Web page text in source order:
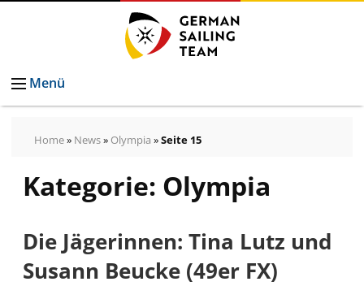
Menü
Home» News» Olympia »Seite 15
Kategorie: Olympia
Die Jägerinnen: Tina Lutz und
Susann Beucke (49er FX)